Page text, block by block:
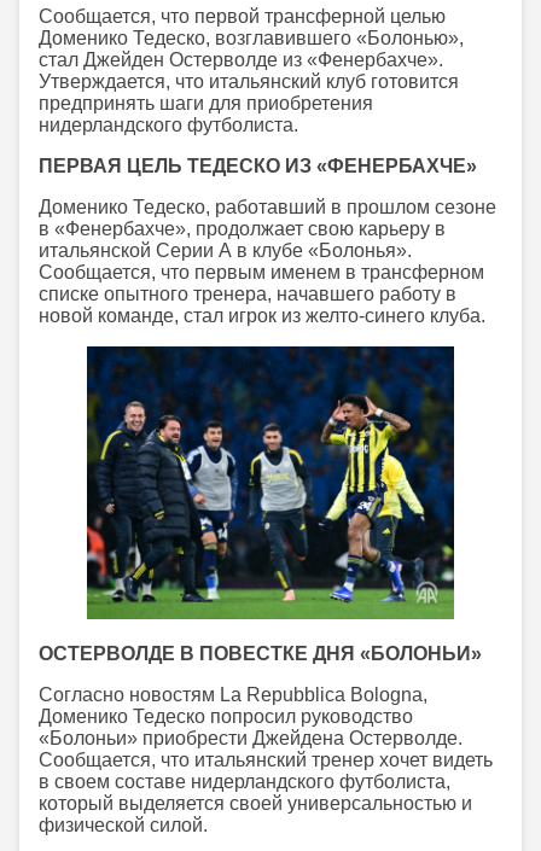
Сообщается, что первой трансферной целью
Доменико Тедеско, возглавившего «Болонью»,
стал Джейден Остерволде из «Фенербахче».
Утверждается, что итальянский клуб готовится
предпринять шаги для приобретения
нидерландского футболиста.
ПЕРВАЯ ЦЕЛЬ ТЕДЕСКО ИЗ «ФЕНЕРБАХЧЕ»
Доменико Тедеско, работавший в прошлом сезоне
в «Фенербахче», продолжает свою карьеру в
итальянской Серии А в клубе «Болонья».
Сообщается, что первым именем в трансферном
списке опытного тренера, начавшего работу в
новой команде, стал игрок из желто-синего клуба.
ОСТЕРВОЛДЕ В ПОВЕСТКЕ ДНЯ «БОЛОНЬИ»
Согласно новостям La Repubblica Bologna,
Доменико Тедеско попросил руководство
«Болоньи» приобрести Джейдена Остерволде.
Сообщается, что итальянский тренер хочет видеть
в своем составе нидерландского футболиста,
который выделяется своей универсальностью и
физической силой.